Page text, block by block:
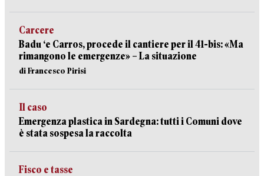
Carcere
Badu ‘e Carros, procede il cantiere per il 41-bis: «Ma
rimangono le emergenze» – La situazione
di Francesco Pirisi
Il caso
Emergenza plastica in Sardegna: tutti i Comuni dove
è stata sospesa la raccolta
Fisco e tasse